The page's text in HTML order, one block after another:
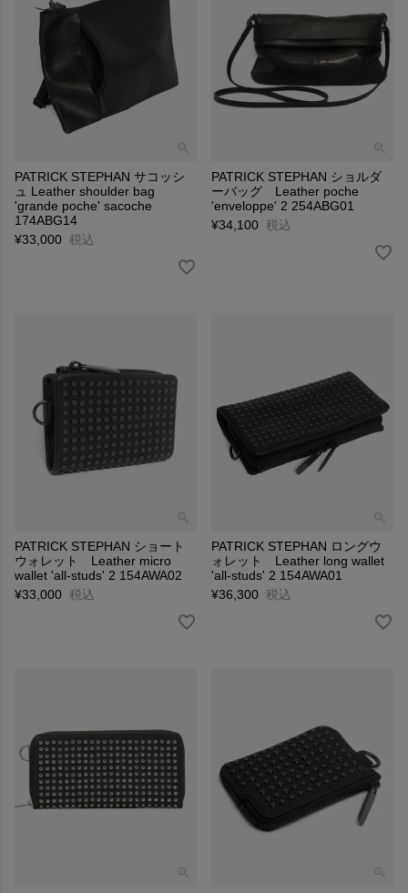
PATRICK STEPHAN サコッシ
ュ Leather shoulder bag
'grande poche' sacoche
174ABG14
¥33,000 税込
PATRICK STEPHAN ショルダ
ーバッグ Leather poche
'enveloppe' 2 254ABG01
¥34,100 税込
PATRICK STEPHAN ショート
ウォレット Leather micro
wallet 'all-studs' 2 154AWA02
¥33,000 税込
PATRICK STEPHAN ロングウ
ォレット Leather long wallet
'all-studs' 2 154AWA01
¥36,300 税込